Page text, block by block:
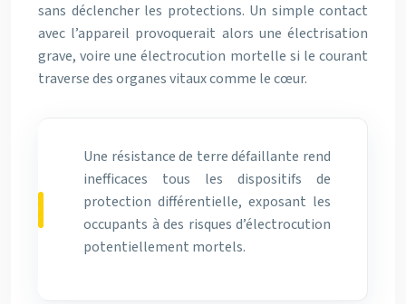
sans déclencher les protections. Un simple contact
avec l’appareil provoquerait alors une électrisation
grave, voire une électrocution mortelle si le courant
traverse des organes vitaux comme le cœur.
Une résistance de terre défaillante rend
inefficaces tous les dispositifs de
protection différentielle, exposant les
occupants à des risques d’électrocution
potentiellement mortels.